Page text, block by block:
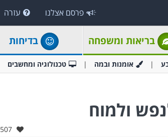
פרסם אצלנו עזרה
בריאות ומשפחה בדיחות
אומנות ובמה טכנולוגיה ומחשבים
ולמוח
אהבו:
507